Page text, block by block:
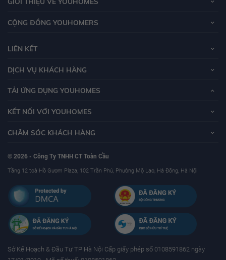
CỘNG ĐỒNG YOUHOMERS
LIÊN KẾT
DỊCH VỤ KHÁCH HÀNG
TẢI ỨNG DỤNG YOUHOMES
KẾT NỐI VỚI YOUHOMES
CHĂM SÓC KHÁCH HÀNG
© 2026 - Công Ty TNHH CT Toàn Cầu
Tầng 12 toà Hồ Gươm Plaza, 102 Trần Phú, Phường Mộ Lao, Hà Đông, Hà Nội
Sở Kế Hoạch & Ðầu Tư TP Hà Nội Cấp giấy phép số 0108591862 ngày